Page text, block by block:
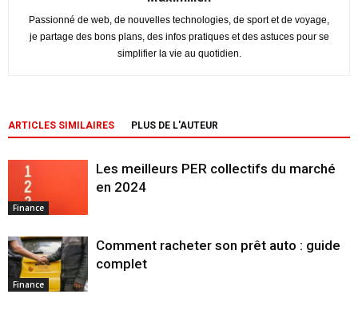
Passionné de web, de nouvelles technologies, de sport et de voyage,
je partage des bons plans, des infos pratiques et des astuces pour se
simplifier la vie au quotidien.
ARTICLES SIMILAIRES PLUS DE L'AUTEUR
Finance
Les meilleurs PER collectifs du marché
en 2024
Finance
Comment racheter son prêt auto : guide
complet